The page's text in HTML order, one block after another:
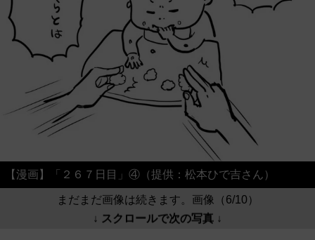
【漫画】「２６７日目」④（提供：松本ひで吉さん）
まだまだ画像は続きます。画像（6/10）
↓ スクロールで次の写真 ↓